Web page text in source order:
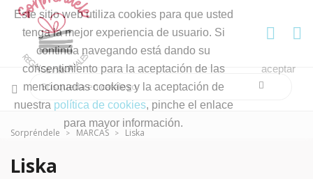
Este sitio web utiliza cookies para que usted
tenga la mejor experiencia de usuario. Si
continúa navegando está dando su
consentimiento para la aceptación de las
mencionadas cookies y la aceptación de
nuestra política de cookies, pinche el enlace
para mayor información.
aceptar
Sorpréndele MARCAS Liska
Liska